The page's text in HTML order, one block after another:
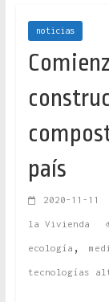
noticias
país
2020-11-11
la Vivienda
ecología ,
tecnologías